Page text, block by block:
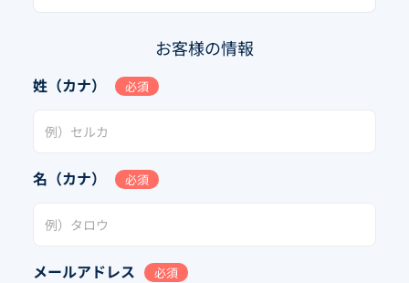
お客様の情報
姓（カナ） 必須
名（カナ） 必須
メールアドレス 必須